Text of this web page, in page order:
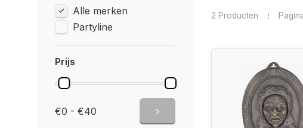
Alle merken
Partyline
Prijs
€0 - €40
2 Producten